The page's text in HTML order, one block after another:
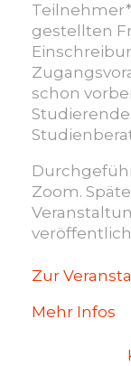
gestellten
schon
Zoom.
Zur
Mehr Infos